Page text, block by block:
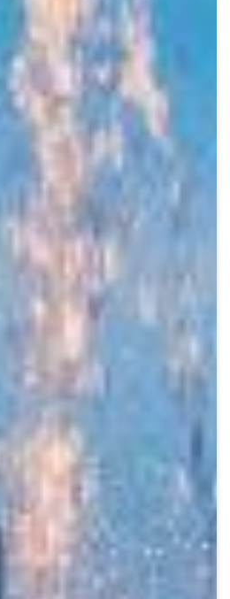
TERMENUL ZILEI